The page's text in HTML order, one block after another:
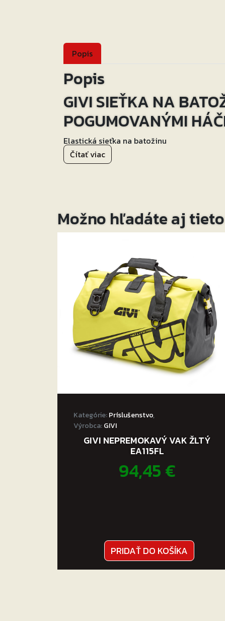
Popis
Popis
GIVI SIEŤKA NA
POGUMOVANÝMI
Elastická sieťka na batožinu
6 kovových pogumovaných háčikov
Čítať viac
Možno hľadáte aj
Kategórie:Príslušenstvo,
Výrobca:GIVI
GIVI NEPREMOKAVÝ VAK ŽLTÝ
EA115FL
94,45€
PRIDAŤ DO KOŠÍKA